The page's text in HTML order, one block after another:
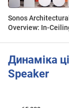
Sonos
Overview: In-
Динаміка
Speaker